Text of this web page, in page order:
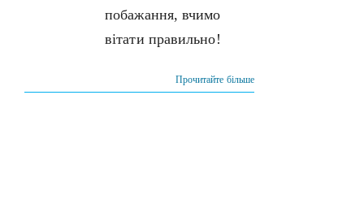
побажання, вчимо
вітати правильно!
Прочитайте більше